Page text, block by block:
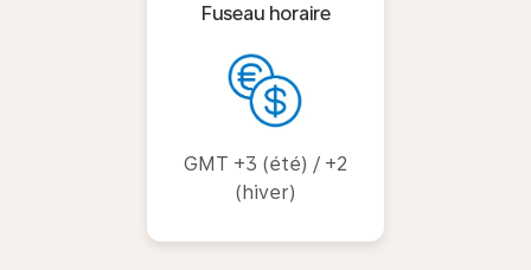
Fuseau horaire
GMT +3 (été) / +2
(hiver)